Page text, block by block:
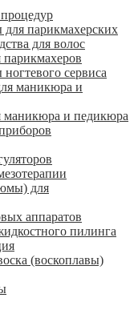
парикмахерских
для волос
парикмахеров
сервиса
маникюра и
маникюра и педикюра
для
аппаратов
пилинга
(воскоплавы)